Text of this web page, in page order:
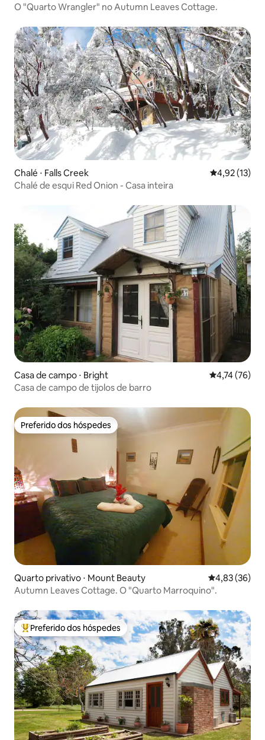
O "Quarto Wrangler" no Autumn Leaves Cottage.
Chalé ⋅ Falls Creek 4,92 de uma
4,92 (13)
Chalé de esqui Red Onion - Casa inteira
Casa de campo ⋅ Bright 4,74 de uma
4,74 (76)
Casa de campo de tijolos de barro
Preferido dos hóspedes
Preferido dos hóspedes
Quarto privativo ⋅ Mount Beauty 4,83 de uma
4,83 (36)
Autumn Leaves Cottage. O "Quarto Marroquino".
Entre os melhores preferidos dos hóspedes
Preferido dos hóspedes